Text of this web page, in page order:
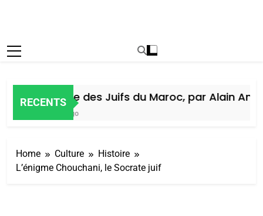
RECENTS
Histoire des Juifs du Maroc, par Alain Amiel
Home Culture
Histoire
L’énigme Chouchani, le Socrate juif